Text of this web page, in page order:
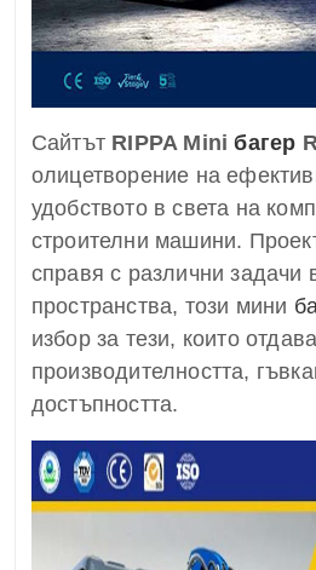
Сайтът RIPPA Miniбагер
олицетворение на
удобството в света на
строителни машини.
справя с различни задачи
пространства, този мини
избор за тези, които
производителността,
достъпността.